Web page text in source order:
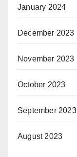
January 2024
December 2023
November 2023
October 2023
September 2023
August 2023